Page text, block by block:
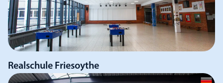
Realschule Friesoythe